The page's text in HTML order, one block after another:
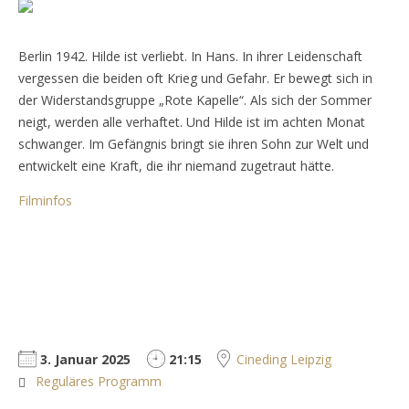
Berlin 1942. Hilde ist verliebt. In Hans. In ihrer Leidenschaft
vergessen die beiden oft Krieg und Gefahr. Er bewegt sich in
der Widerstandsgruppe „Rote Kapelle“. Als sich der Sommer
neigt, werden alle verhaftet. Und Hilde ist im achten Monat
schwanger. Im Gefängnis bringt sie ihren Sohn zur Welt und
entwickelt eine Kraft, die ihr niemand zugetraut hätte.
Filminfos
3. Januar 2025 21:15
Cineding Leipzig
Reguläres Programm